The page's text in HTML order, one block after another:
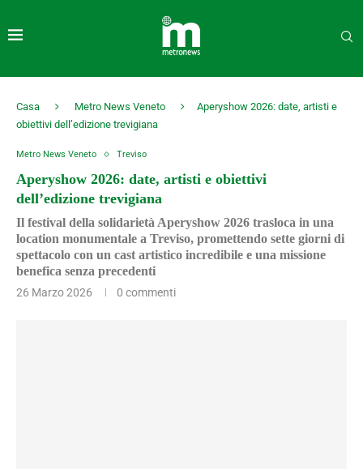
Casa Metro News Veneto
Aperyshow 2026: date, artisti e
obiettivi dell’edizione trevigiana
Metro News Veneto Treviso
Aperyshow 2026: date, artisti e obiettivi
dell’edizione trevigiana
Il festival della solidarietà Aperyshow 2026 trasloca in una
location monumentale a Treviso, promettendo sette giorni di
spettacolo con un cast artistico incredibile e una missione
benefica senza precedenti
26 Marzo 2026 0 commenti